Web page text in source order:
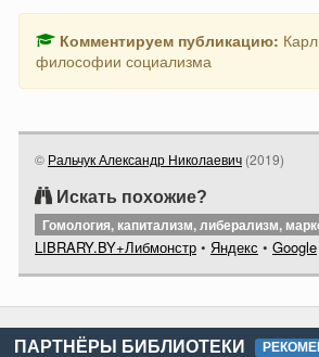
Комментируем публикацию:
философии социализма
© Ральчук Александр Николаевич (2019)
Искать похожие?
Гомология, капитализм, либерализм,
LIBRARY.BY+Либмонстр • Яндекс • Google
ПАРТНЁРЫ БИБЛИОТЕКИ